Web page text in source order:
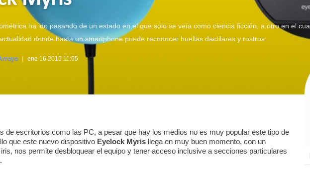
ha ido pasando de un estado en el que solo se veía como ciencia ficción, a otro en el
donde hasta un smartphone puede reconocer huellas dactilares y rostros.
ene 16 2015 11:55
de escritorios como las PC, a pesar que hay los medios no es muy popular este tipo de
que este nuevo dispositivo Eyelock Myris llega en muy buen momento, con un
nos permite desbloquear el equipo y tener acceso inclusive a secciones particulares